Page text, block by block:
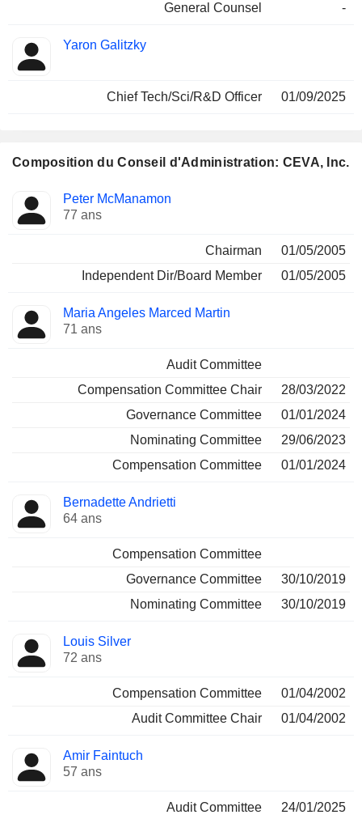
General Counsel -
Yaron Galitzky
Chief Tech/Sci/R&D Officer 01/09/2025
Composition du Conseil d'Administration: CEVA, Inc.
Administrateur Comités
Peter McManamon
77 ans
Chairman
01/05/2005
Independent Dir/Board Member
01/05/2005
Maria Angeles Marced Martin
71 ans
Audit Committee
Compensation Committee Chair
28/03/2022
Governance Committee
01/01/2024
Nominating Committee
29/06/2023
Compensation Committee
01/01/2024
Bernadette Andrietti
64 ans
Compensation Committee
Governance Committee
30/10/2019
Nominating Committee
30/10/2019
Louis Silver
72 ans
Compensation Committee
01/04/2002
Audit Committee Chair
01/04/2002
Amir Faintuch
57 ans
Audit Committee 24/01/2025